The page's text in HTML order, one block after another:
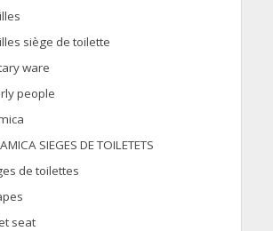
siège de toilette
ware
people
SIEGES DE TOILETETS
de toilettes
seat